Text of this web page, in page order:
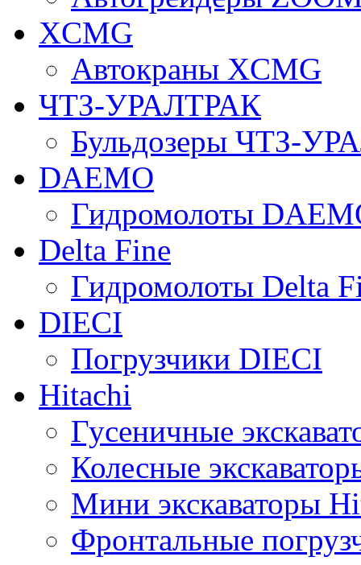
XCMG
Автокраны XCMG
ЧТЗ-УРАЛТРАК
Бульдозеры ЧТЗ-
DAEMO
Гидромолоты
Delta Fine
Гидромолоты Delta
DIECI
Погрузчики DIECI
Hitachi
Гусеничные
Колесные
Мини экскаваторы
Фронтальные